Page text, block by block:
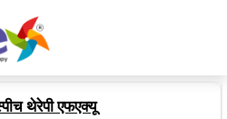
थेरेपी एफएक्यू